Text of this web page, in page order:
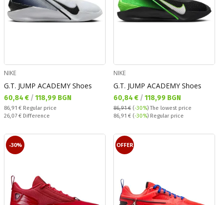
NIKE
G.T. JUMP ACADEMY Shoes
Текуща цена:
60,84 € / 118,99 BGN
Regular price:
86,91 € Regular price
Спестявате:
26,07 € Difference
NIKE
G.T. JUMP ACADEMY Shoes
Текуща цена:
60,84 € / 118,99 BGN
86,91 € (-30%)The lowest price
Regular price:
86,91 € (-30%) Regular price
-30% OFFER